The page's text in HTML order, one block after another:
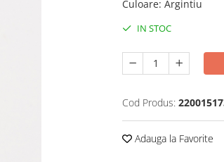
Culoare: Argintiu
IN STOC
Cod Produs:
Adauga la Favorite